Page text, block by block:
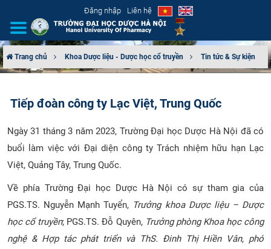
Đăng nhập Liên hệ
CƠ CẤU TỔ CHỨC
TUYỂN SINH
ĐÀO TẠO
ĐẢM BẢO CHẤT LƯỢNG
KHOA HỌC CÔNG NGHỆ
Trang chủ Khoa Dược liệu - Dược học cổ truyền Tin tức & Sự kiện
Tiếp đoàn công ty Lạc Việt, Trung Quốc
Ngày 31 tháng 3 năm 2023, Trường Đại học Dược Hà Nội đã có
buổi làm việc với Đại diện công ty Trách nhiệm hữu hạn Lạc
Việt, Quảng Tây, Trung Quốc.
Về phía Trường Đại học Dược Hà Nội có sự tham gia của
PGS.TS. Nguyễn Mạnh Tuyển, Trưởng khoa Dược liệu – Dược
học cổ truyền; PGS.TS. Đỗ Quyên, Trưởng phòng Khoa học công
nghệ & Hợp tác phát triển và ThS. Đinh Thị Hiền Vân, phó